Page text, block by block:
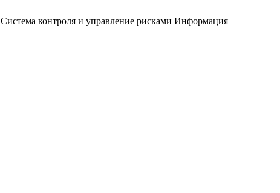
Система контроля и управление рисками Информация